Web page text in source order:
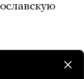
ФИФА.